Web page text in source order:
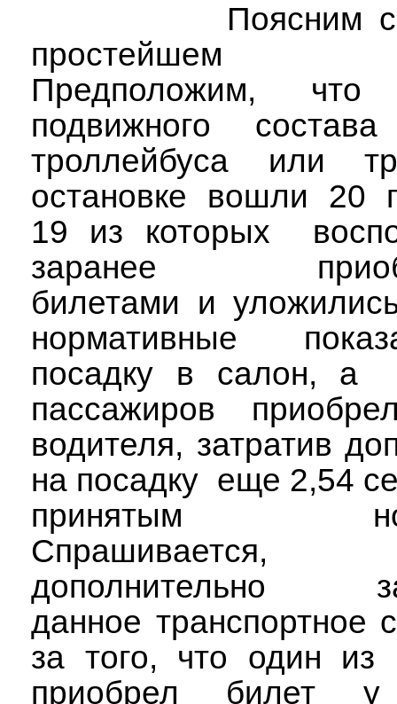
Поясним
простейшем
Предположим,
подвижного
троллейбуса или
остановке вошли 20
19 из которых
заранее
билетами и
нормативные
посадку в салон, а
пассажиров
водителя, затратив
на посадку еще 2,54
принятым
Спрашивается,
дополнительно
данное транспортное
за того, что один из
приобрел билет у